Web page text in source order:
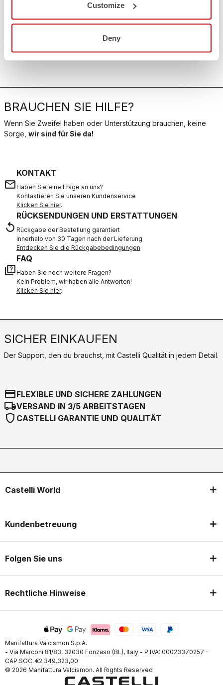
Customize
Deny
BRAUCHEN SIE HILFE?
Wenn Sie Zweifel haben oder Unterstützung brauchen, keine
Sorge, wir sind für Sie da!
email
KONTAKT
Haben Sie eine Frage an uns?
Kontaktieren Sie unseren Kundenservice
Klicken Sie hier.
replay
RÜCKSENDUNGEN UND ERSTATTUNGEN
Rückgabe der Bestellung garantiert
innerhalb von 30 Tagen nach der Lieferung
Entdecken Sie die Rückgabebedingungen
quiz
FAQ
Haben Sie noch weitere Fragen?
Kein Problem, wir haben alle Antworten!
Klicken Sie hier.
SICHER EINKAUFEN
Der Support, den du brauchst, mit Castelli Qualität in jedem Detail.
credit_cardFLEXIBLE UND SICHERE ZAHLUNGEN
local_shippingVERSAND IN 3/5 ARBEITSTAGEN
shield CASTELLI GARANTIE UND QUALITÄT
Castelli World
Kundenbetreuung
Folgen Sie uns
Rechtliche Hinweise
Manifattura Valcismon S.p.A.
- Via Marconi 81/83, 32030 Fonzaso (BL), Italy - P.IVA: 00023370257 -
CAP.SOC. €2.349.323,00
© 2026 Manifattura Valcismon. All Rights Reserved